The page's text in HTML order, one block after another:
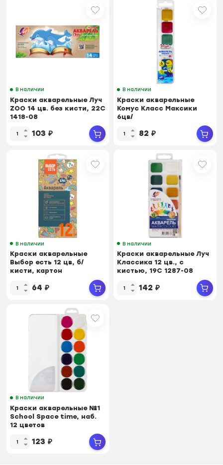
В наличии
Краски акварельные Луч
ZOO 14 цв. без кисти, 22С
1418-08
103 ₽
В наличии
Краски акварельные
Комус Класс Максики
6цв/
82 ₽
В наличии
Краски акварельные
Выбор есть 12 цв, б/
кисти, картон
64 ₽
В наличии
Краски акварельные Луч
Классика 12 цв., с
кистью, 19С 1287-08
142 ₽
В наличии
Краски акварельные №1
School Space time, наб.
12 цветов
123 ₽